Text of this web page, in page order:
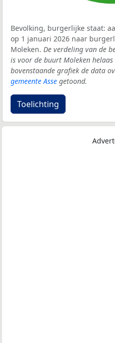
Bevolking, burgerlijke staat:
op 1 januari 2026 naar
Moleken. De verdeling van de
is voor de buurt Moleken
bovenstaande grafiek de data
gemeente Asse getoond.
Toelichting